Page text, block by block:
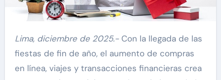
Lima, diciembre de 2025.-Con la llegada de las
fiestas de fin de año, el aumento de compras
en línea, viajes y transacciones financieras crea